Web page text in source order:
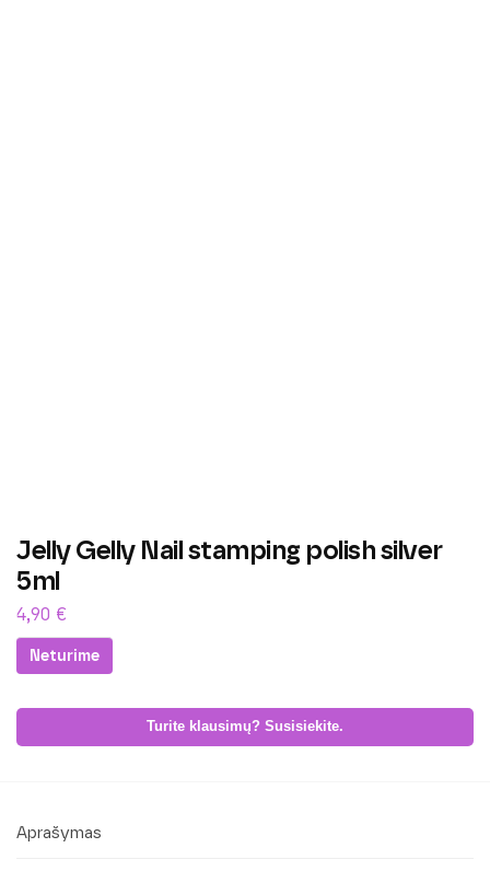
Jelly Gelly Nail stamping polish silver
5ml
4,90 €
Neturime
Turite klausimų? Susisiekite.
Aprašymas